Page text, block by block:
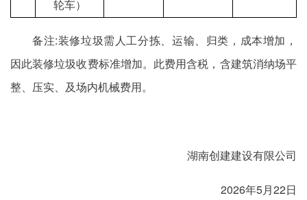
轮车）
备注:装修垃圾需人工分拣、运输、归类，成本增加，
因此装修垃圾收费标准增加。此费用含税，含建筑消纳场平
整、压实、及场内机械费用。
湖南创建建设有限公司
2026年5月22日